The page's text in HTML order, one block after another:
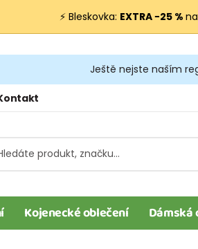
⚡ Bleskovka: EXTRA −25 %
Ještě nejste naším
Kojenecké oblečení Dámská